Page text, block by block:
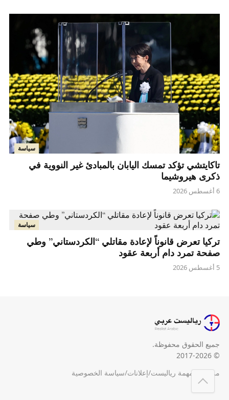
سياسة
تاكايتشي تؤكد تمسك اليابان بالمبادئ غير النووية في
ذكرى هيروشيما
6 أغسطس 2026
سياسة
تركيا تعرض قانوناً لإعادة مقاتلي “الكردستاني” وطي
صفحة تمرد دام أربعة عقود
5 أغسطس 2026
جميع الحقوق محفوظة.
© 2017-2026
من نحن/مهمة رياليست/إعلانات/سياسة الخصوصية